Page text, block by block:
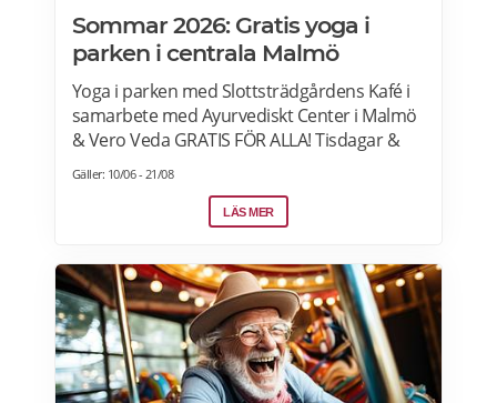
Sommar 2026: Gratis yoga i
parken i centrala Malmö
Yoga i parken med Slottsträdgårdens Kafé i
samarbete med Ayurvediskt Center i Malmö
& Vero Veda GRATIS FÖR ALLA! Tisdagar &
torsdagar kl 09:00-10:00 Från 23 juni – 20 aug
Malmöfestivalen. (11 & 13)
Gäller: 10/06 - 21/08
LÄS MER